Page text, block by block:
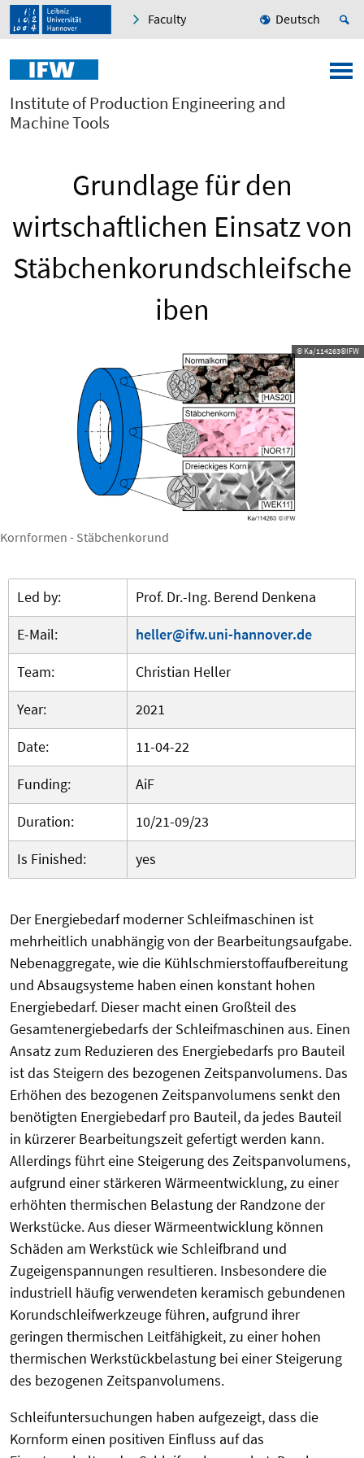
Faculty Deutsch
Institute of Production Engineering and
Machine Tools
Grundlage für den
wirtschaftlichen Einsatz von
Stäbchenkorundschleifsche
iben
© Ka/114263©IFW
Kornformen - Stäbchenkorund
Led by:
Prof. Dr.-Ing. Berend Denkena
E-Mail:
heller@ifw.uni-hannover.de
Team:
Christian Heller
Year:
2021
Date:
11-04-22
Funding:
AiF
Duration:
10/21-09/23
Is Finished:
yes
Der Energiebedarf moderner Schleifmaschinen ist
mehrheitlich unabhängig von der Bearbeitungsaufgabe.
Nebenaggregate, wie die Kühlschmierstoffaufbereitung
und Absaugsysteme haben einen konstant hohen
Energiebedarf. Dieser macht einen Großteil des
Gesamtenergiebedarfs der Schleifmaschinen aus. Einen
Ansatz zum Reduzieren des Energiebedarfs pro Bauteil
ist das Steigern des bezogenen Zeitspanvolumens. Das
Erhöhen des bezogenen Zeitspanvolumens senkt den
benötigten Energiebedarf pro Bauteil, da jedes Bauteil
in kürzerer Bearbeitungszeit gefertigt werden kann.
Allerdings führt eine Steigerung des Zeitspanvolumens,
aufgrund einer stärkeren Wärmeentwicklung, zu einer
erhöhten thermischen Belastung der Randzone der
Werkstücke. Aus dieser Wärmeentwicklung können
Schäden am Werkstück wie Schleifbrand und
Zugeigenspannungen resultieren. Insbesondere die
industriell häufig verwendeten keramisch gebundenen
Korundschleifwerkzeuge führen, aufgrund ihrer
geringen thermischen Leitfähigkeit, zu einer hohen
thermischen Werkstückbelastung bei einer Steigerung
des bezogenen Zeitspanvolumens.
Schleifuntersuchungen haben aufgezeigt, dass die
Kornform einen positiven Einfluss auf das